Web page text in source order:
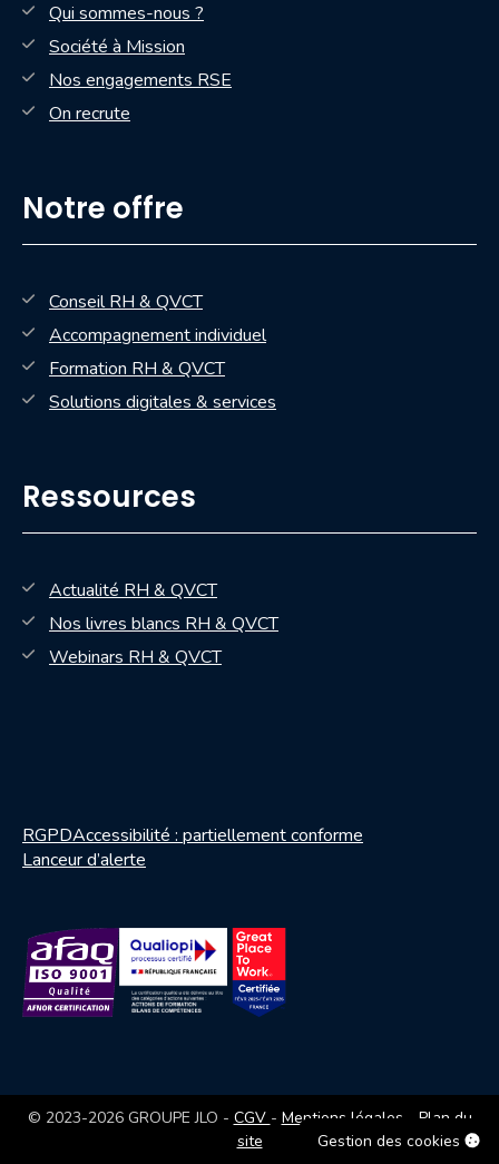
Qui sommes-nous ?
Société à Mission
Nos engagements RSE
On recrute
Notre offre
Conseil RH & QVCT
Accompagnement individuel
Formation RH & QVCT
Solutions digitales & services
Ressources
Actualité RH & QVCT
Nos livres blancs RH & QVCT
Webinars RH & QVCT— nouvelle fenêtre
RGPDAccessibilité : partiellement conforme
Lanceur d’alerte
© 2023-2026 GROUPE JLO - CGV — ouvrir le PDF dans une
- Mentions légales
Plan du
site
Gestion des cookies